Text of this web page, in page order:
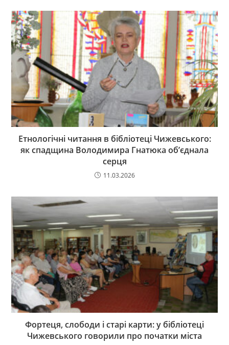
Етнологічні читання в бібліотеці Чижевського:
як спадщина Володимира Гнатюка об’єднала
серця
11.03.2026
Фортеця, слободи і старі карти: у бібліотеці
Чижевського говорили про початки міста